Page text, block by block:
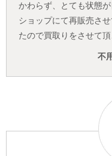
かわらず、とても状態
ショップにて再販売さ
たので買取りをさせて頂
不